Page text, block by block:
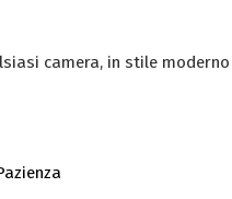
camera, in stile